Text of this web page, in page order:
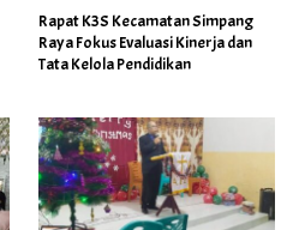
Rapat K3S Kecamatan Simpang
Raya Fokus Evaluasi Kinerja dan
Tata Kelola Pendidikan